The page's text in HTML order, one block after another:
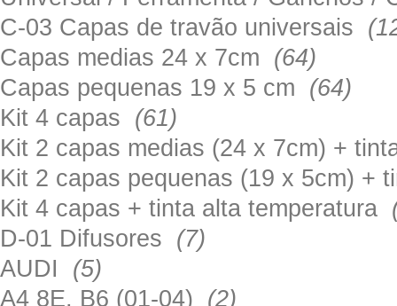
C-03 Capas de travão universais
Capas medias 24 x 7cm (64)
Capas pequenas 19 x 5 cm (64)
Kit 4 capas (61)
Kit 2 capas medias (24 x 7cm) +
Kit 2 capas pequenas (19 x 5cm) +
Kit 4 capas + tinta alta temperatura
D-01 Difusores (7)
AUDI (5)
A4 8E, B6 (01-04) (2)